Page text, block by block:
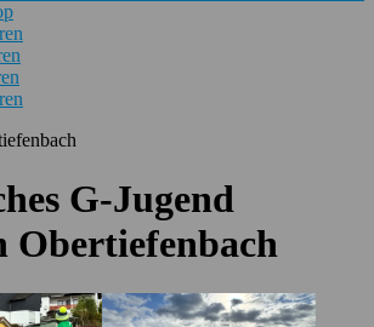
G-Jugend
Obertiefenbach